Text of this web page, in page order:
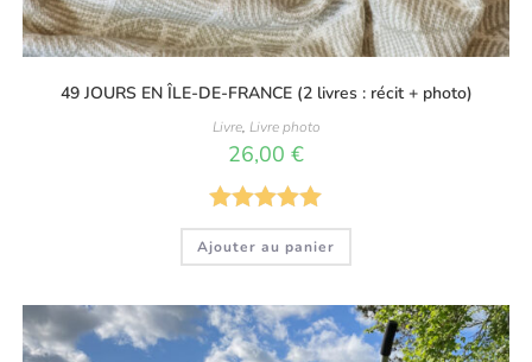
49 JOURS EN ÎLE-DE-FRANCE (2 livres : récit + photo)
Livre, Livre photo
26,00 €
Note5.00
sur 5
Ajouter au panier